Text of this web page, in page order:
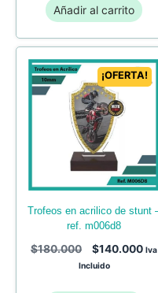
Añadir al carrito
¡OFERTA!
trofeos en acrilico de stunt –
ref. m006d8
$180.000 $140.000 Iva
Incluido